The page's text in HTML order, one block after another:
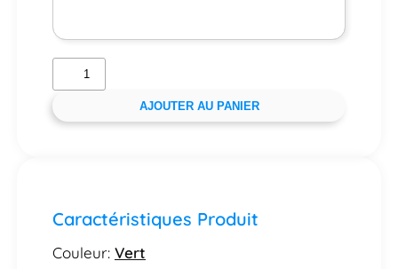
AJOUTER AU PANIER
Caractéristiques Produit
Couleur: Vert